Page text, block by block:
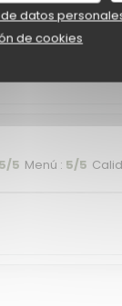
datos
de cookies
5/5 Menú :5/5
et de saveurs.
5/5 Menú : 5/5